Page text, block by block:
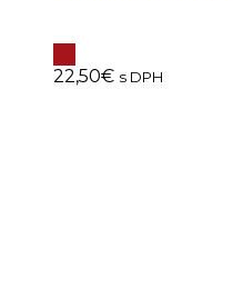
22,50€ s DPH